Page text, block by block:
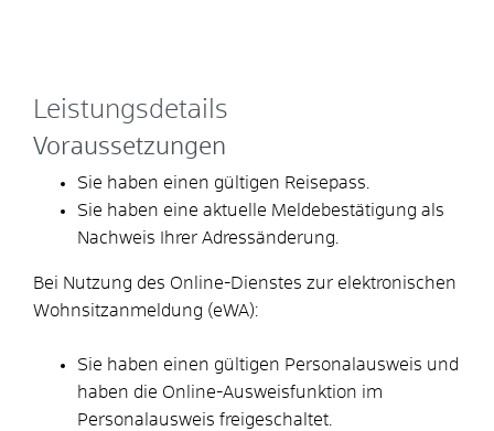
Leistungsdetails
Voraussetzungen
Sie haben einen gültigen Reisepass.
Sie haben eine aktuelle Meldebestätigung als
Nachweis Ihrer Adressänderung.
Bei Nutzung des Online-Dienstes zur elektronischen
Wohnsitzanmeldung (eWA):
Sie haben einen gültigen Personalausweis und
haben die Online-Ausweisfunktion im
Personalausweis freigeschaltet.